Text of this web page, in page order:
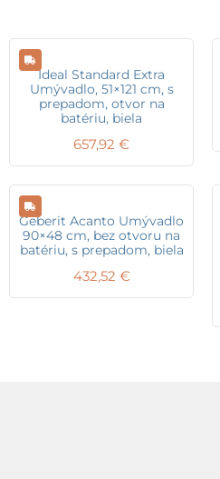
Ideal Standard Extra
Umývadlo, 51×121 cm, s
prepadom, otvor na
batériu, biela
657,92 €
Geberit Acanto Umývadlo
90×48 cm, bez otvoru na
batériu, s prepadom, biela
432,52 €